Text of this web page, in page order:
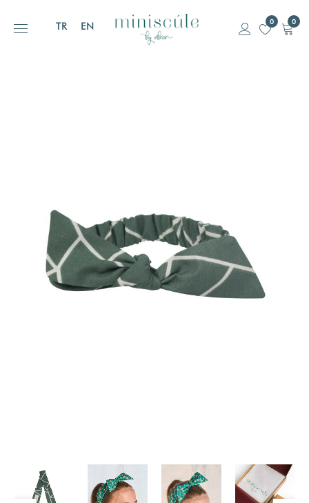
TR EN 0
0